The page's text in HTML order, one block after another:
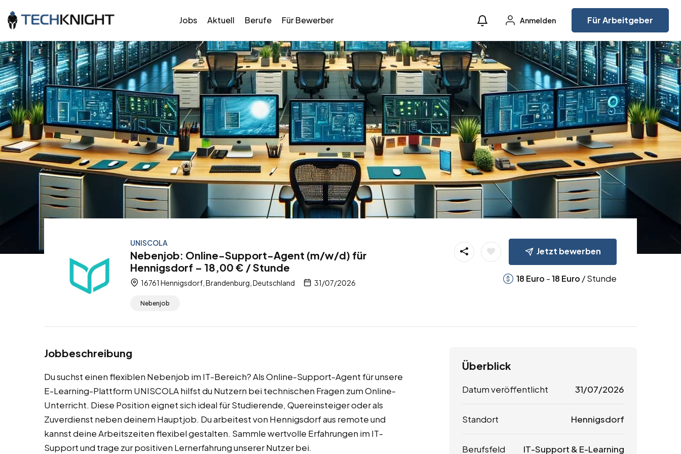
Jobs Aktuell Berufe Für Bewerber Anmelden Für Arbeitgeber
UNISCOLA
Nebenjob: Online-Support-Agent (m/w/d) für
Hennigsdorf – 18,00 € / Stunde
16761 Hennigsdorf, Brandenburg, Deutschland 31/07/2026
Nebenjob
Jetzt bewerben
18 Euro -18 Euro / Stunde
Jobbeschreibung
Du suchst einen flexiblen Nebenjob im IT-Bereich? Als Online-Support-Agent für unsere
E-Learning-Plattform UNISCOLA hilfst du Nutzern bei technischen Fragen zum Online-
Unterricht. Diese Position eignet sich ideal für Studierende, Quereinsteiger oder als
Zuverdienst neben deinem Hauptjob. Du arbeitest von Hennigsdorf aus remote und
kannst deine Arbeitszeiten flexibel gestalten. Sammle wertvolle Erfahrungen im IT-
Support und trage zur positiven Lernerfahrung unserer Nutzer bei.
Überblick
Datum veröffentlicht 31/07/2026
Standort Hennigsdorf
Berufsfeld IT-Support & E-Learning